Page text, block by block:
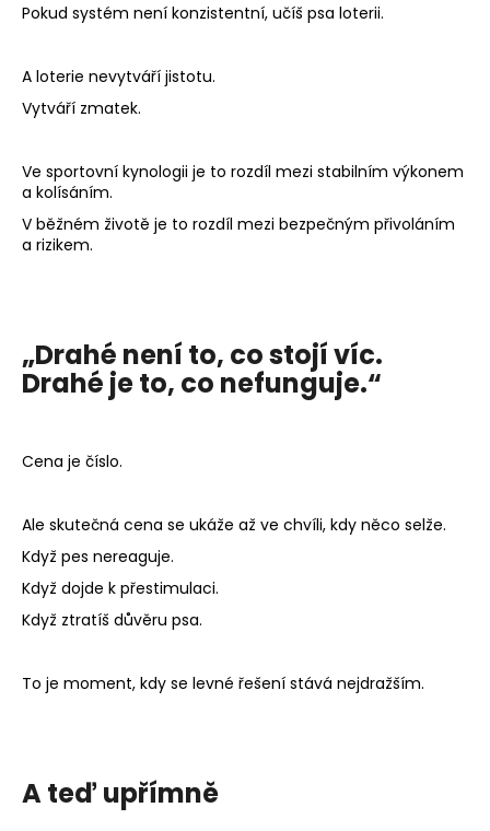
Pokud systém není konzistentní, učíš psa loterii.
A loterie nevytváří jistotu.
Vytváří zmatek.
Ve sportovní kynologii je to rozdíl mezi stabilním výkonem
a kolísáním.
V běžném životě je to rozdíl mezi bezpečným přivoláním
a rizikem.
„Drahé není to, co stojí víc.
Drahé je to, co nefunguje.“
Cena je číslo.
Ale skutečná cena se ukáže až ve chvíli, kdy něco selže.
Když pes nereaguje.
Když dojde k přestimulaci.
Když ztratíš důvěru psa.
To je moment, kdy se levné řešení stává nejdražším.
A teď upřímně